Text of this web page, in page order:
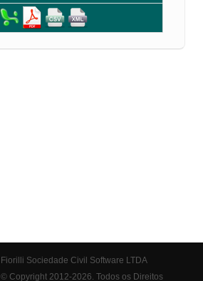
Fiorilli Sociedade Civil Software LTDA
© Copyright 2012-2026. Todos os Direitos